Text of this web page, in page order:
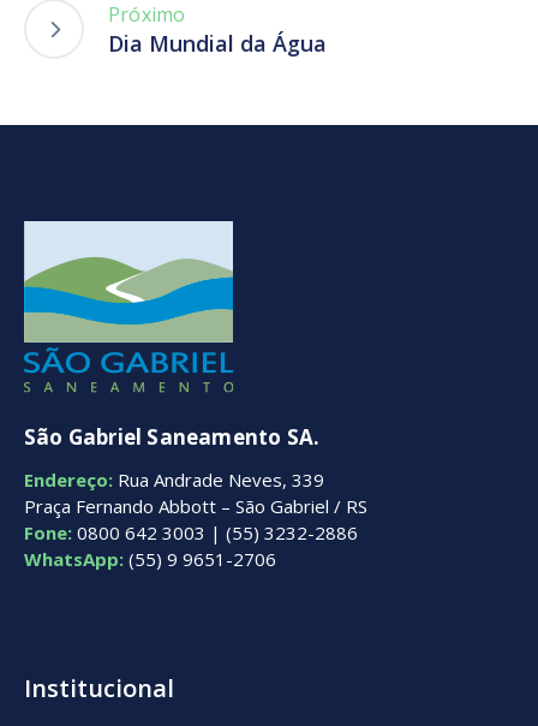
Próximo
Dia Mundial da Água
São Gabriel Saneamento SA.
Endereço: Rua Andrade Neves, 339
Praça Fernando Abbott – São Gabriel / RS
Fone: 0800 642 3003 | (55) 3232-2886
WhatsApp: (55) 9 9651-2706
Institucional